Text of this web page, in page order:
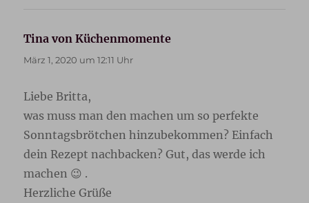
Tina von Küchenmomente
März 1, 2020 um 12:11 Uhr
Liebe Britta,
was muss man den machen um so perfekte
Sonntagsbrötchen hinzubekommen? Einfach
dein Rezept nachbacken? Gut, das werde ich
machen 😉 .
Herzliche Grüße